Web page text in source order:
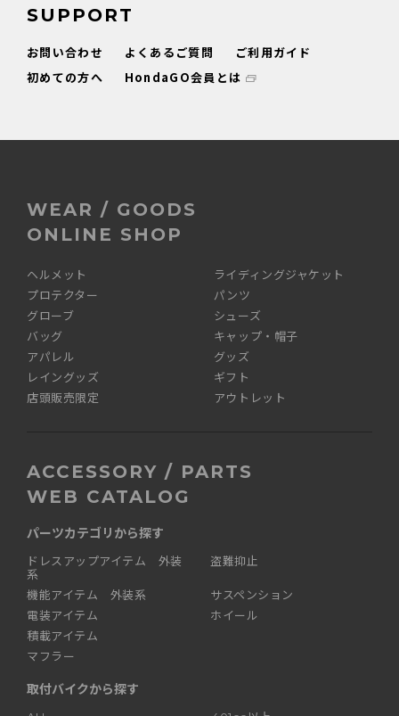
SUPPORT
お問い合わせ よくあるご質問
ご利用ガイド
初めての方へ
HondaGO会員とは
WEAR / GOODS
ONLINE SHOP
ヘルメット
ライディングジャケット
プロテクター
パンツ
グローブ
シューズ
バッグ
キャップ・帽子
アパレル
グッズ
レイングッズ
ギフト
店頭販売限定
アウトレット
ACCESSORY / PARTS
WEB CATALOG
パーツカテゴリから探す
ドレスアップアイテム 外装
系
機能アイテム 外装系
電装アイテム
積載アイテム
マフラー
盗難抑止
サスペンション
ホイール
取付バイクから探す